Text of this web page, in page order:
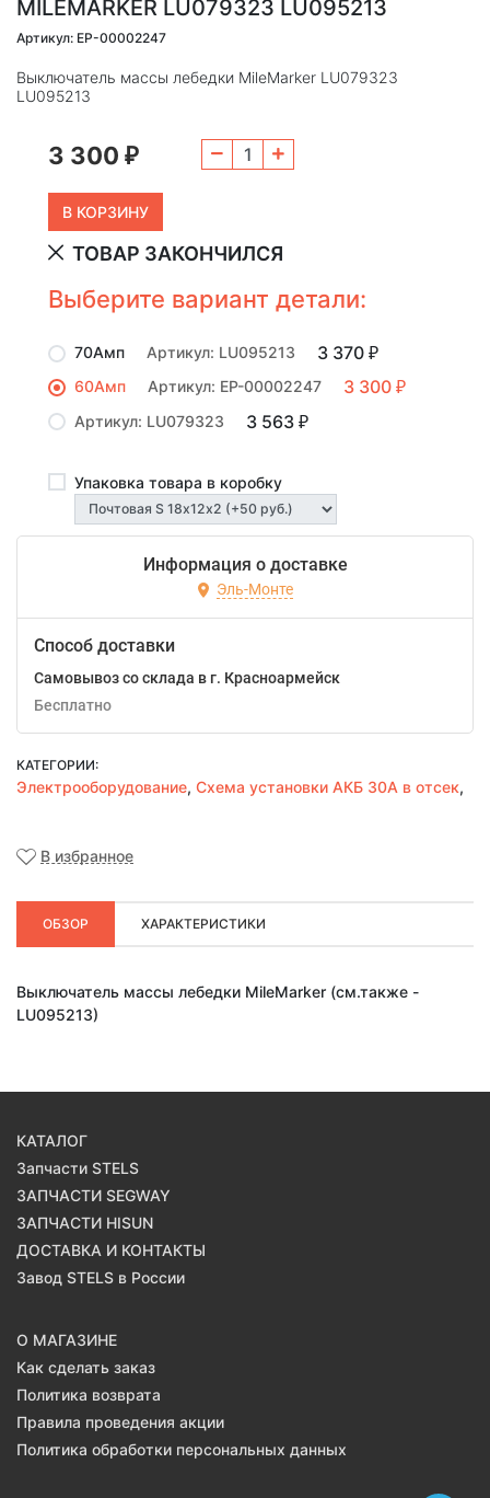
MILEMARKER LU079323 LU095213
Артикул: EP-00002247
Выключатель массы лебедки MileMarker LU079323
LU095213
3 300 ₽
ТОВАР ЗАКОНЧИЛСЯ
Выберите вариант детали:
70Амп Артикул: LU095213 3 370 ₽
60Амп
Артикул: EP-00002247 3 300 ₽
Артикул: LU079323
3 563 ₽
Упаковка товара в коробку
Информация о доставке
Эль-Монте
Способ доставки
Самовывоз со склада в г. Красноармейск
Бесплатно
КАТЕГОРИИ:
Электрооборудование, Схема установки АКБ 30А в отсек,
В избранное
ОБЗОР ХАРАКТЕРИСТИКИ
Выключатель массы лебедки MileMarker (см.также -
LU095213)
КАТАЛОГ
Запчасти STELS
ЗАПЧАСТИ SEGWAY
ЗАПЧАСТИ HISUN
ДОСТАВКА И КОНТАКТЫ
Завод STELS в России
О МАГАЗИНЕ
Как сделать заказ
Политика возврата
Правила проведения акции
Политика обработки персональных данных